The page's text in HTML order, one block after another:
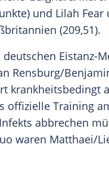
und Lilah Fear
(209,51).
Eistanz-
Rensburg/
krankheitsbedingt
offizielle Training
abbrechen
waren Matthaei/